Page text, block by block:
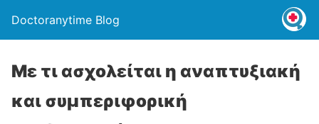
Doctoranytime Blog
Με τι ασχολείται η αναπτυξιακή
και συμπεριφορική